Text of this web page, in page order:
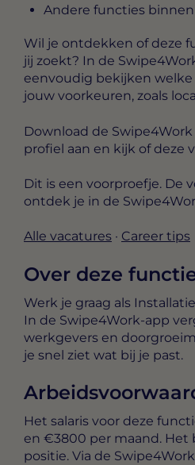
Andere functies
Wil je ontdekken of deze
jij zoekt? In de
eenvoudig bekijken welke
jouw voorkeuren, zoals
Download de
profiel aan en kijk of deze
Dit is een voorproefje. De
ontdek je in de
Alle vacatures · Career tips
Over deze
Werk je graag als
In de Swipe4Work-app
werkgevers en
je snel ziet wat bij je past.
Het salaris voor deze
en €3800 per maand. Het
positie. Via de